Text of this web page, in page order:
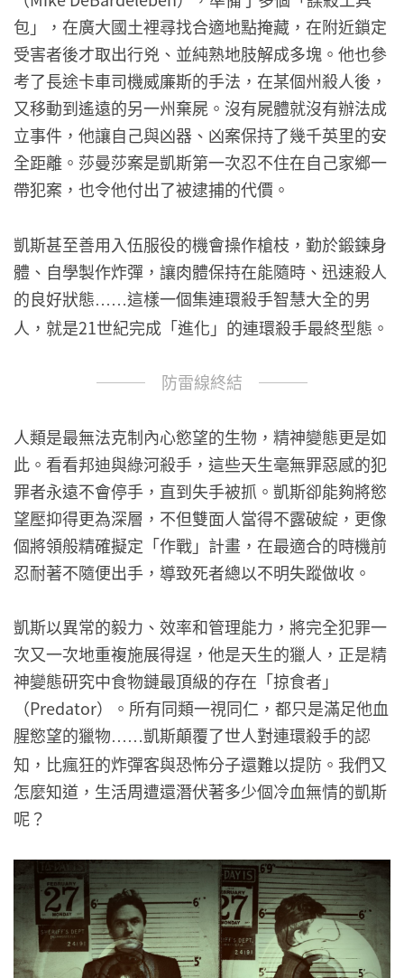
包」，在廣大國土裡尋找合適地點掩藏，在附近鎖定
受害者後才取出行兇、並純熟地肢解成多塊。他也參
考了長途卡車司機威廉斯的手法，在某個州殺人後，
又移動到遙遠的另一州棄屍。沒有屍體就沒有辦法成
立事件，他讓自己與凶器、凶案保持了幾千英里的安
全距離。莎曼莎案是凱斯第一次忍不住在自己家鄉一
帶犯案，也令他付出了被逮捕的代價。
凱斯甚至善用入伍服役的機會操作槍枝，勤於鍛鍊身
體、自學製作炸彈，讓肉體保持在能隨時、迅速殺人
的良好狀態……這樣一個集連環殺手智慧大全的男
人，就是21世紀完成「進化」的連環殺手最終型態。
─── 防雷線終結 ───
人類是最無法克制內心慾望的生物，精神變態更是如
此。看看邦迪與綠河殺手，這些天生毫無罪惡感的犯
罪者永遠不會停手，直到失手被抓。凱斯卻能夠將慾
望壓抑得更為深層，不但雙面人當得不露破綻，更像
個將領般精確擬定「作戰」計畫，在最適合的時機前
忍耐著不隨便出手，導致死者總以不明失蹤做收。
凱斯以異常的毅力、效率和管理能力，將完全犯罪一
次又一次地重複施展得逞，他是天生的獵人，正是精
神變態研究中食物鏈最頂級的存在「掠食者」
（Predator）。所有同類一視同仁，都只是滿足他血
腥慾望的獵物……凱斯顛覆了世人對連環殺手的認
知，比瘋狂的炸彈客與恐怖分子還難以提防。我們又
怎麼知道，生活周遭還潛伏著多少個冷血無情的凱斯
呢？